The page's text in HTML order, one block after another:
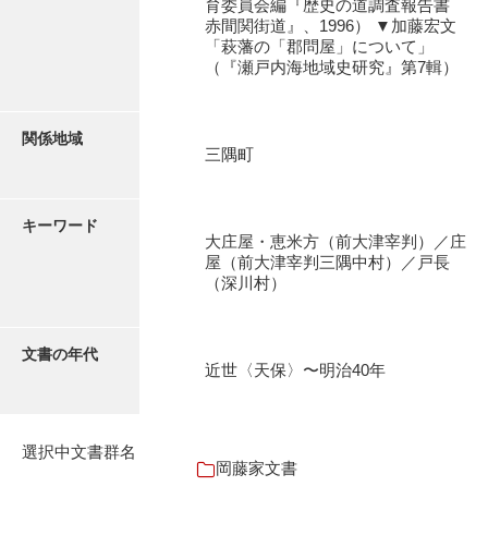
石川卓美文庫
石田家文書（徳山市）
市川家文書(千葉県)
厳島神社念仏踊堅田下組流田会講文書
一宝家文書
育委員会編『歴史の道調査報告書
赤間関街道』、1996） ▼加藤宏文
「萩藩の「郡問屋」について」
（『瀬戸内海地域史研究』第7輯）
関係地域
三隅町
キーワード
大庄屋・恵米方（前大津宰判）／庄
屋（前大津宰判三隅中村）／戸長
（深川村）
文書の年代
近世〈天保〉〜明治40年
選択中文書群名
岡藤家文書